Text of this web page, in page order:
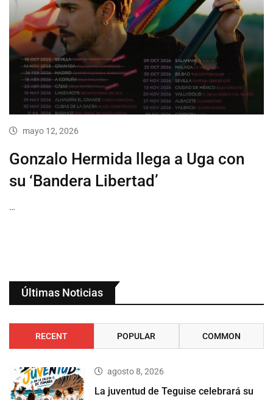
mayo 12, 2026
Gonzalo Hermida llega a Uga con
su ‘Bandera Libertad’
…
Últimas Noticias
RECENT POPULAR COMMON
agosto 8, 2026
La juventud de Teguise celebrará su